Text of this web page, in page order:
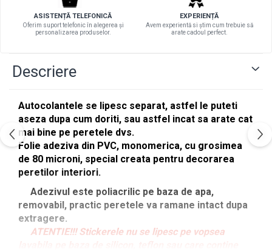
ASISTENȚĂ TELEFONICĂ
Oferim suport telefonic în alegerea și
personalizarea produselor.
EXPERIENȚĂ
Avem experientă si știm cum trebuie să
arate cadoul perfect.
Descriere
Autocolantele se lipesc separat, astfel le puteti
aseza dupa cum doriti, sau astfel incat sa arate cat
mai bine pe peretele dvs.
Folie adeziva din PVC, monomerica, cu grosimea
de 80 microni, special creata pentru decorarea
peretilor interiori.
Adezivul este poliacrilic pe baza de apa,
removabil, practic peretele va ramane intact dupa
extragere.
ATENTIE!!! Stickerele nu se lipesc pe vopsea